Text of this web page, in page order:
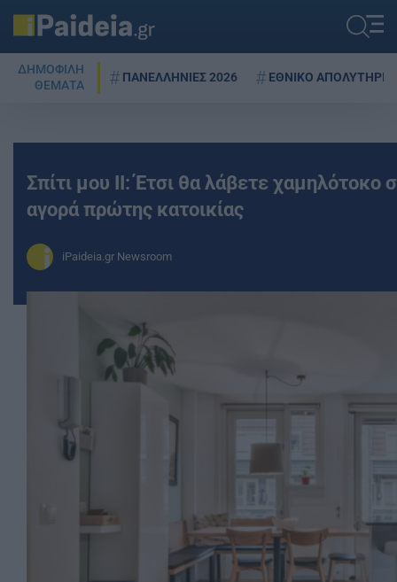
ΔΗΜΟΦΙΛΗ
ΘΕΜΑΤΑ
ΠΑΝΕΛΛΗΝΙΕΣ 2026 ΕΘΝΙΚΟ ΑΠΟΛΥΤΗΡΙΟ
Σπίτι μου ΙΙ: Έτσι θα λάβετε χαμηλότοκο
αγορά πρώτης κατοικίας
iPaideia.gr Newsroom